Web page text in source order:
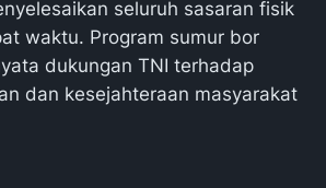
seluruh sasaran fisik
waktu. Program sumur bor
dukungan TNI terhadap
dan kesejahteraan masyarakat